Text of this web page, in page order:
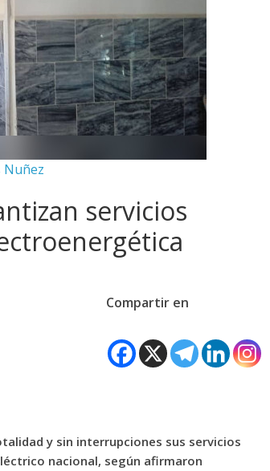
Nuñez
servicios
Compartir en
y sin interrupciones sus servicios
nacional, según afirmaron